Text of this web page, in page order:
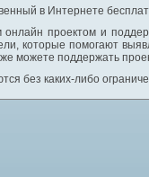
в Интернете
онлайн проектом и
которые помогают
можете поддержать
без каких-либо